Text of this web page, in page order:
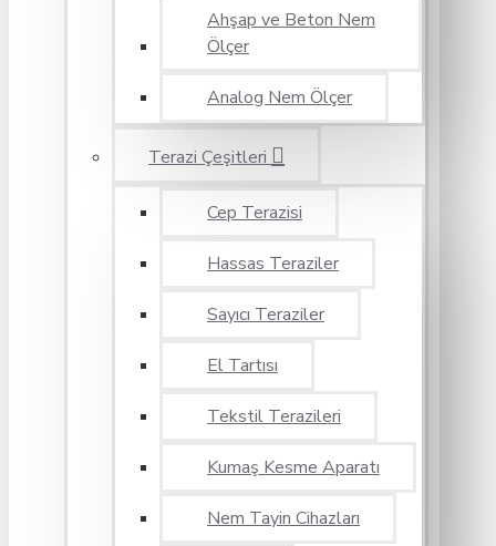
Ahşap ve Beton Nem
Ölçer
Analog Nem Ölçer
Terazi Çeşitleri
Cep Terazisi
Hassas Teraziler
Sayıcı Teraziler
El Tartısı
Tekstil Terazileri
Kumaş Kesme Aparatı
Nem Tayin Cihazları